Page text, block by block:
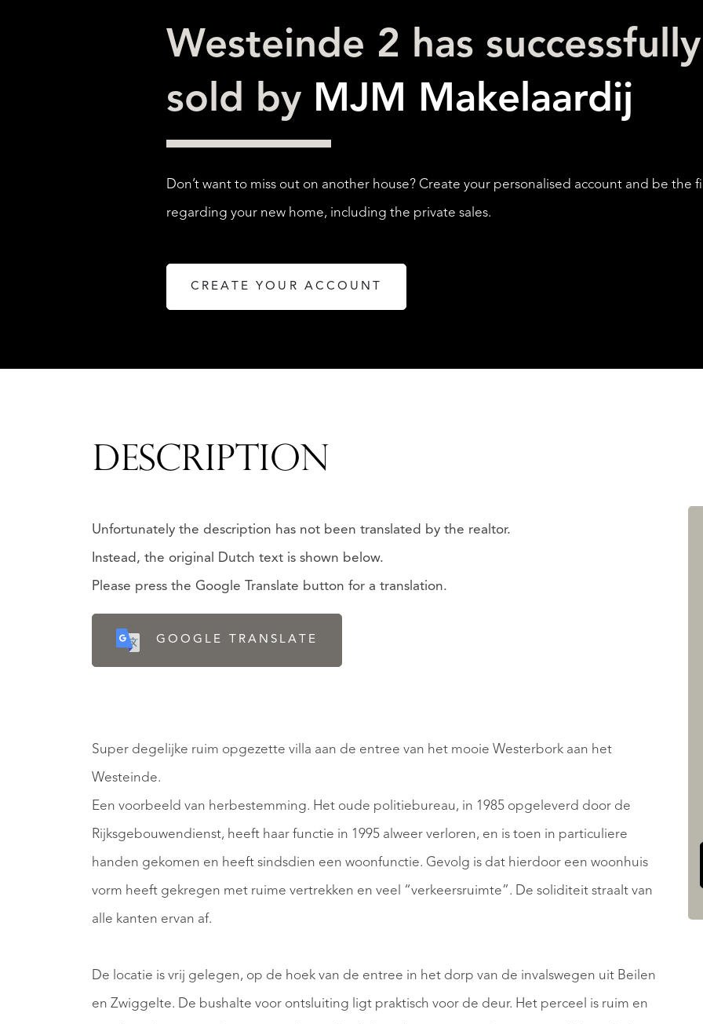
Westeinde 2 has
sold by MJM Makelaardij
Don’t want to miss out on another house? Create your personalised account and be the
regarding your new home, including the private sales.
CREATE YOUR ACCOUNT
DESCRIPTION
Unfortunately the description has not been translated by the realtor.
Instead, the original Dutch text is shown below.
Please press the Google Translate button for a translation.
GOOGLE TRANSLATE
Super degelijke ruim opgezette villa aan de entree van het mooie Westerbork aan het
Westeinde.
Een voorbeeld van herbestemming. Het oude politiebureau, in 1985 opgeleverd door de
Rijksgebouwendienst, heeft haar functie in 1995 alweer verloren, en is toen in particuliere
handen gekomen en heeft sindsdien een woonfunctie. Gevolg is dat hierdoor een woonhuis
vorm heeft gekregen met ruime vertrekken en veel “verkeersruimte”. De soliditeit straalt van
alle kanten ervan af.
De locatie is vrij gelegen, op de hoek van de entree in het dorp van de invalswegen uit Beilen
en Zwiggelte. De bushalte voor ontsluiting ligt praktisch voor de deur. Het perceel is ruim en
LISTINGS